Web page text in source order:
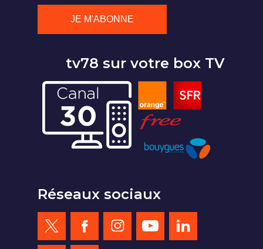
tv78 sur votre box TV
Réseaux sociaux